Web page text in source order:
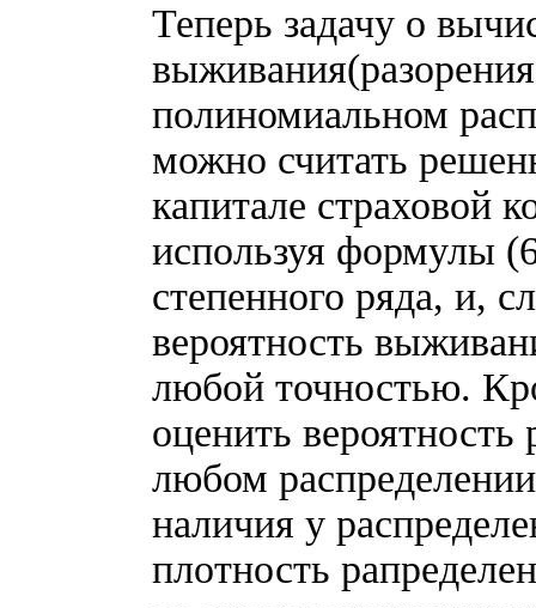
Теперь задачу о
полиномиальном
можно считать
капитале страховой
используя формулы
степенного ряда, и,
вероятность
любой точностью.
оценить
любом
наличия у
плотность